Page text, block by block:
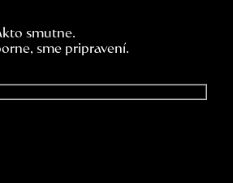
smutne.
sme pripravení.